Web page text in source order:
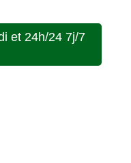
et 24h/24 7j/7